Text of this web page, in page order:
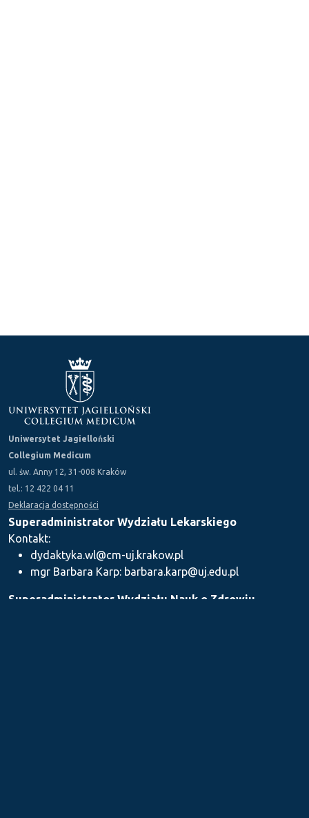
Uniwersytet Jagielloński
Collegium Medicum
ul. św. Anny 12, 31-008 Kraków
tel.: 12 422 04 11
Deklaracja dostępności
Superadministrator Wydziału Lekarskiego
Kontakt:
dydaktyka.wl@cm-uj.krakow.pl
mgr Barbara Karp: barbara.karp@uj.edu.pl
Superadministrator Wydziału Nauk o Zdrowiu